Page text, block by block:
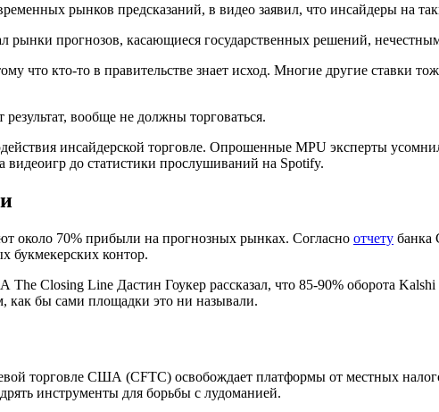
рынков предсказаний, в видео заявил, что инсайдеры на
прогнозов, касающиеся государственных решений,
что кто-то в правительстве знает исход. Многие другие ставки
вообще не должны торговаться.
инсайдерской торговле. Опрошенные MPU эксперты
до статистики прослушиваний на Spotify.
около 70% прибыли на прогнозных рынках. Согласно отчету банка
букмекерских контор.
Closing Line Дастин Гоукер рассказал, что 85-90% оборота Kalshi
как бы сами площадки это ни называли.
торговле США (CFTC) освобождает платформы от местных
инструменты для борьбы с лудоманией.